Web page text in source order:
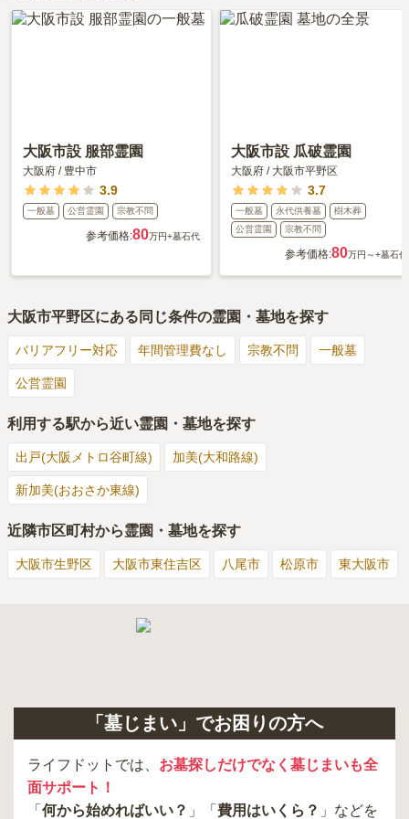
大阪市設 服部霊園
大阪府 / 豊中市
3.9
一般墓 公営霊園 宗教不問
参考価格:80万円+墓石代
大阪市設 瓜破霊園
大阪府 / 大阪市平野区
3.7
一般墓 永代供養墓
樹木葬
公営霊園
宗教不問
参考価格:80万円～+墓石代
大阪市平野区にある同じ条件の霊園・墓地を探す
バリアフリー対応 年間管理費なし 宗教不問 一般墓
公営霊園
利用する駅から近い霊園・墓地を探す
出戸(大阪メトロ谷町線) 加美(大和路線)
新加美(おおさか東線)
近隣市区町村から霊園・墓地を探す
大阪市生野区 大阪市東住吉区 八尾市 松原市 東大阪市
「墓じまい」でお困りの方へ
ライフドットでは、 お墓探しだけでなく墓じまいも全
面サポート！
「 何から始めればいい？ 」「 費用はいくら？ 」などを